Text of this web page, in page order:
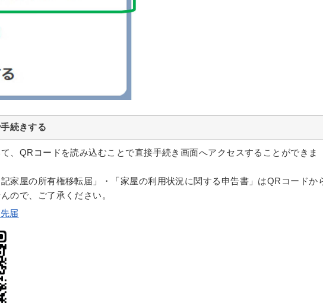
続きする
、QRコードを読み込むことで直接手続き画面へアクセスすることができま
記家屋の所有権移転届」・「家屋の利用状況に関する申告書」はQRコードか
ので、ご了承ください。
届